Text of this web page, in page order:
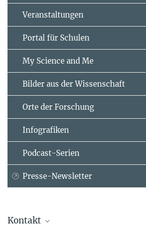
Veranstaltungen
Portal für Schulen
My Science and Me
Bilder aus der Wissenschaft
Orte der Forschung
Infografiken
Podcast-Serien
Presse-Newsletter
Kontakt